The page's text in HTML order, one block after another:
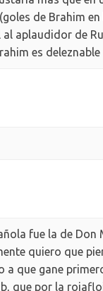
de Brahim
aplaudidor de
es deleznable
fue la de
quiero que
a que gane
que por la